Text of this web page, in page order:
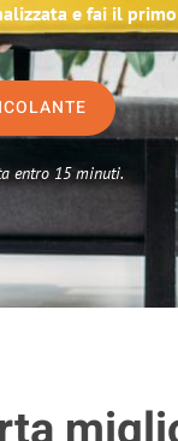
e fai il
entro 15 minuti.